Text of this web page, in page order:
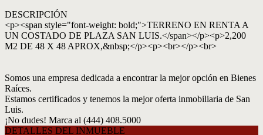
DESCRIPCIÓN
<p><span style="font-weight: bold;">TERRENO EN RENTA A
UN COSTADO DE PLAZA SAN LUIS.</span></p><p>2,200
M2 DE 48 X 48 APROX,&nbsp;</p><p><br></p><br>
Somos una empresa dedicada a encontrar la mejor opción en Bienes
Raíces.
Estamos certificados y tenemos la mejor oferta inmobiliaria de San
Luis.
¡No dudes! Marca al (444) 408.5000
DETALLES DEL INMUEBLE